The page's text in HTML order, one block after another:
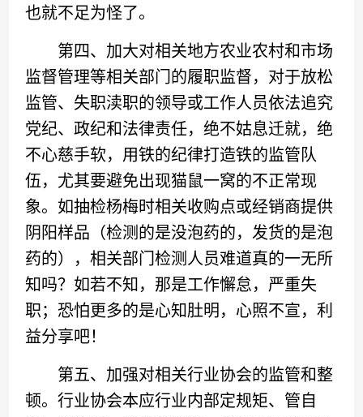
也就不足为怪了。
第四、加大对相关地方农业农村和市场
监督管理等相关部门的履职监督，对于放松
监管、失职渎职的领导或工作人员依法追究
党纪、政纪和法律责任，绝不姑息迁就，绝
不心慈手软，用铁的纪律打造铁的监管队
伍，尤其要避免出现猫鼠一窝的不正常现
象。如抽检杨梅时相关收购点或经销商提供
阴阳样品（检测的是没泡药的，发货的是泡
药的），相关部门检测人员难道真的一无所
知吗？如若不知，那是工作懈怠，严重失
职；恐怕更多的是心知肚明，心照不宣，利
益分享吧！
第五、加强对相关行业协会的监管和整
顿。行业协会本应行业内部定规矩、管自